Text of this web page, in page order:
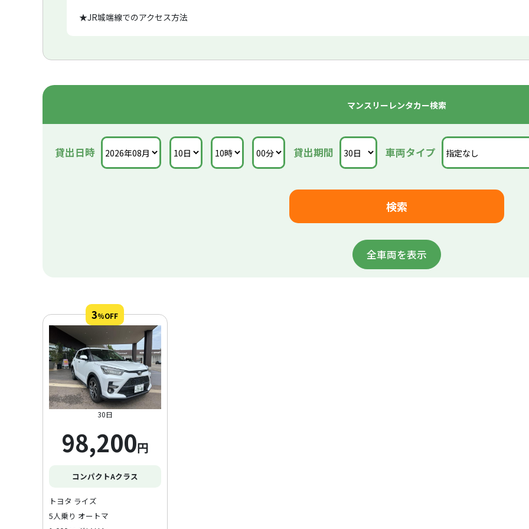
カレンダーで空車確認し、簡単に予約できます!
世界遺産 五箇山合掌づくり
もちろん土日も営業しております。
お得で便利・10分100円から利用できる格安100円
レンタカーをぜひご利用ください。
★JR城端線でのアクセス方法
マンスリーレンタカー検索
貸出日時 貸出期間 車両タイプ
全車両を表示
3%OFF
30日
98,200円
コンパクトAクラス
トヨタ ライズ
5人乗り オートマ